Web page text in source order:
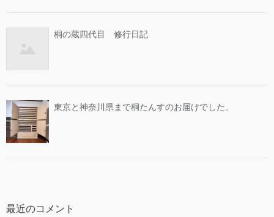
桐の蔵四代目 修行日記
東京と神奈川県まで桐たんすのお届けでした。
最近のコメント